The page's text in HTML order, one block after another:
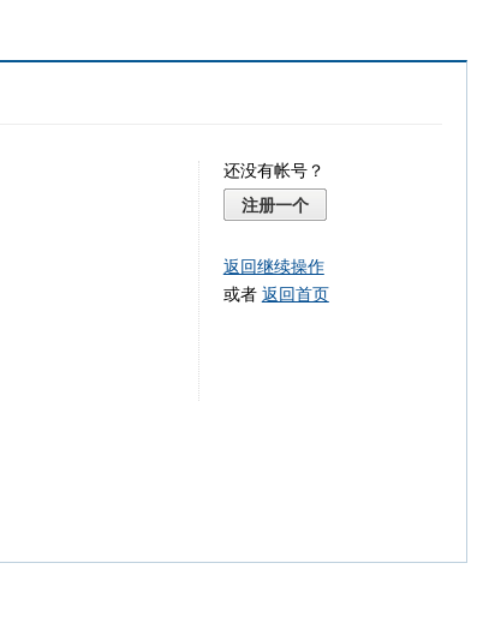
还没有帐号？
注册一个
返回继续操作
或者 返回首页